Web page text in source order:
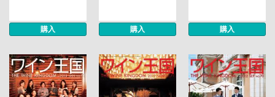
購入 購入 購入